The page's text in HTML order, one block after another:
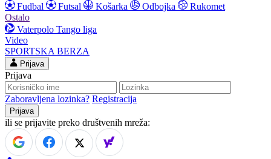
Fudbal
Futsal Košarka Odbojka
Rukomet
Ostalo
Vaterpolo Tango liga
Video
SPORTSKA BERZA
Prijava
Prijava
Zaboravljena lozinka? Registracija
ili se prijavite preko društvenih mreža: